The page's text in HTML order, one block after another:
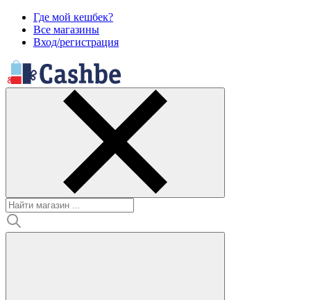
Где мой кешбек?
Все магазины
Вход/регистрация